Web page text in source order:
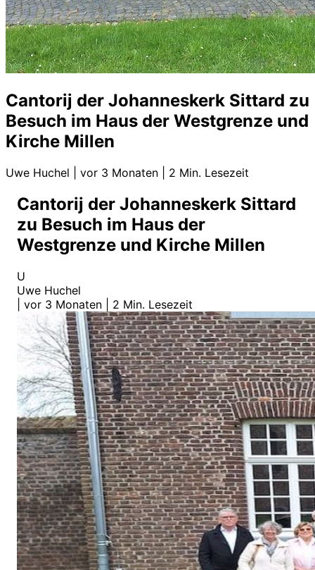
Cantorij der Johanneskerk Sittard zu
Besuch im Haus der Westgrenze und
Kirche Millen
Uwe Huchel vor 3 Monaten 2 Min. Lesezeit
Cantorij der Johanneskerk Sittard
zu Besuch im Haus der
Westgrenze und Kirche Millen
U
Uwe Huchel
vor 3 Monaten 2 Min. Lesezeit